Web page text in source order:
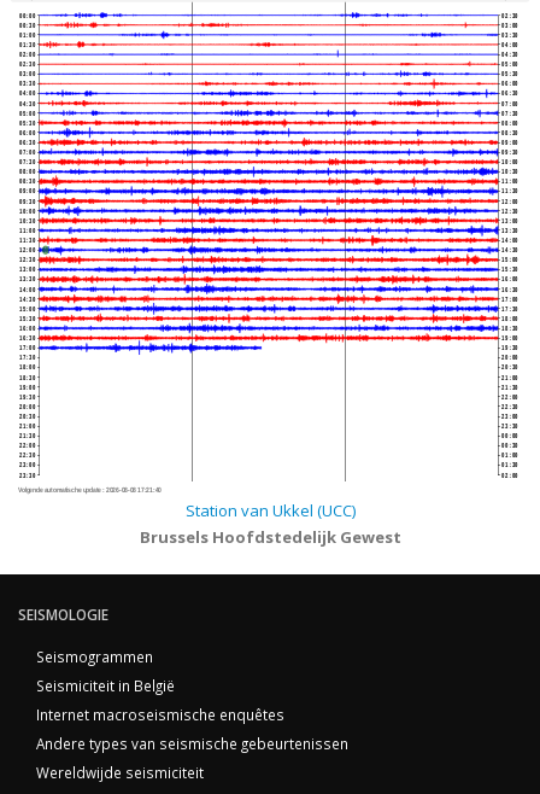
00:00
00:30
01:00
01:30
02:00
02:30
03:00
03:30
04:00
04:30
05:00
05:30
06:00
06:30
07:00
07:30
08:00
08:30
09:00
09:30
10:00
10:30
11:00
11:30
12:00
12:30
13:00
13:30
14:00
14:30
15:00
15:30
16:00
16:30
17:00
17:30
18:00
18:30
19:00
19:30
20:00
20:30
21:00
21:30
22:00
22:30
23:00
23:30
02:30
03:00
03:30
04:00
04:30
05:00
05:30
06:00
06:30
07:00
07:30
08:00
08:30
09:00
09:30
10:00
10:30
11:00
11:30
12:00
12:30
13:00
13:30
14:00
14:30
15:00
15:30
16:00
16:30
17:00
17:30
18:00
18:30
19:00
19:30
20:00
20:30
21:00
21:30
22:00
22:30
23:00
23:30
00:00
00:30
01:00
01:30
02:00
Volgende automatische update : 2026-08-08 17:21:40
Station van Ukkel (UCC)
Brussels Hoofdstedelijk Gewest
SEISMOLOGIE
Seismogrammen
Seismiciteit in België
Internet macroseismische enquêtes
Andere types van seismische gebeurtenissen
Wereldwijde seismiciteit